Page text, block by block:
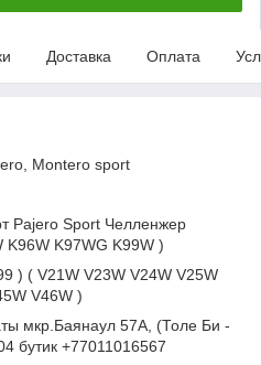
Доставка Оплата
Montero sport
Pajero Sport Челленжер
K97WG K99W )
) ( V21W V23W V24W V25W
V46W )
мкр.Баянаул 57А, (Толе Би -
бутик +77011016567